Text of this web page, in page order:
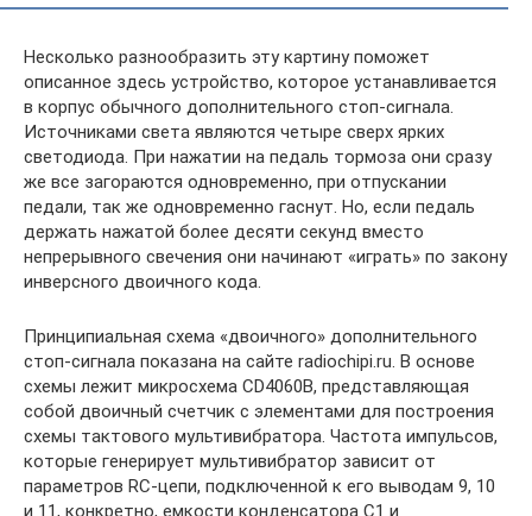
Несколько разнообразить эту картину поможет
описанное здесь устройство, которое устанавливается
в корпус обычного дополнительного стоп-сигнала.
Источниками света являются четыре сверх ярких
светодиода. При нажатии на педаль тормоза они сразу
же все загораются одновременно, при отпускании
педали, так же одновременно гаснут. Но, если педаль
держать нажатой более десяти секунд вместо
непрерывного свечения они начинают «играть» по закону
инверсного двоичного кода.
Принципиальная схема «двоичного» дополнительного
стоп-сигнала показана на сайте radiochipi.ru. В основе
схемы лежит микросхема CD4060B, представляющая
собой двоичный счетчик с элементами для построения
схемы тактового мультивибратора. Частота импульсов,
которые генерирует мультивибратор зависит от
параметров RC-цепи, подключенной к его выводам 9, 10
и 11, конкретно, емкости конденсатора С1 и